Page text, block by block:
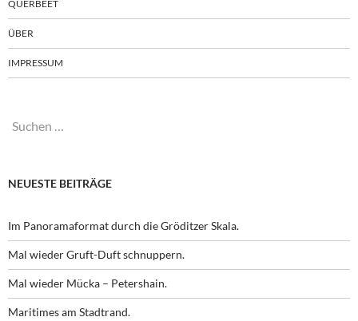
QUERBEET
ÜBER
IMPRESSUM
Suchen
NEUESTE BEITRÄGE
Im Panoramaformat durch die Gröditzer Skala.
Mal wieder Gruft-Duft schnuppern.
Mal wieder Mücka – Petershain.
Maritimes am Stadtrand.